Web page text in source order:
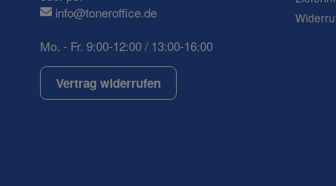
info@toneroffice.de
Mo. - Fr. 9:00-12:00 / 13:00-16:00
Vertrag widerrufen